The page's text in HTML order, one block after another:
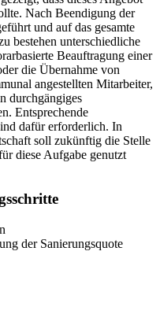
Nach Beendigung der
und auf das gesamte
bestehen unterschiedliche
Beauftragung einer
die Übernahme von
angestellten Mitarbeiter,
durchgängiges
Entsprechende
dafür erforderlich. In
soll zukünftig die Stelle
diese Aufgabe genutzt
der Sanierungsquote